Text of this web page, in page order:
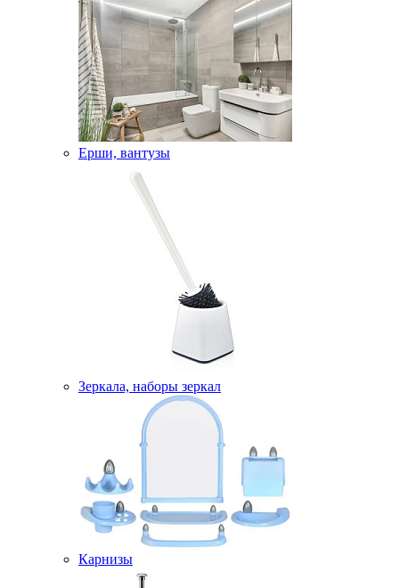
Ерши, вантузы
Зеркала, наборы зеркал
Карнизы